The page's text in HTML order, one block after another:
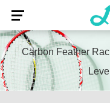
Carbon Feather